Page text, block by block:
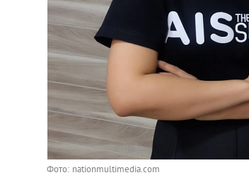
Фото: nationmultimedia.com